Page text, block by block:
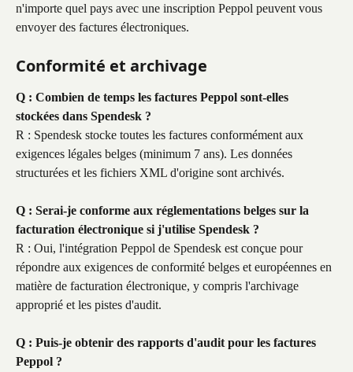
n'importe quel pays avec une inscription Peppol peuvent vous
envoyer des factures électroniques.
Conformité et archivage
Q : Combien de temps les factures Peppol sont-elles
stockées dans Spendesk ?
R : Spendesk stocke toutes les factures conformément aux
exigences légales belges (minimum 7 ans). Les données
structurées et les fichiers XML d'origine sont archivés.
Q : Serai-je conforme aux réglementations belges sur la
facturation électronique si j'utilise Spendesk ?
R : Oui, l'intégration Peppol de Spendesk est conçue pour
répondre aux exigences de conformité belges et européennes en
matière de facturation électronique, y compris l'archivage
approprié et les pistes d'audit.
Q : Puis-je obtenir des rapports d'audit pour les factures
Peppol ?